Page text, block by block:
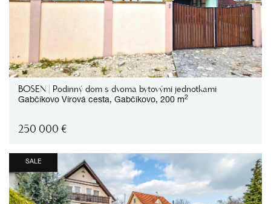
BOSEN | Rodinný dom s dvoma bytovými jednotkami
Gabčíkovo Vírová cesta, Gabčíkovo, 200 m2
250 000 €
SALE